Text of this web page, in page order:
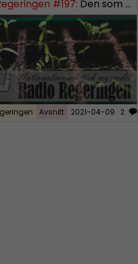
#197: Den som sår får skörda, del 3
Avsnitt 2021-04-09 2